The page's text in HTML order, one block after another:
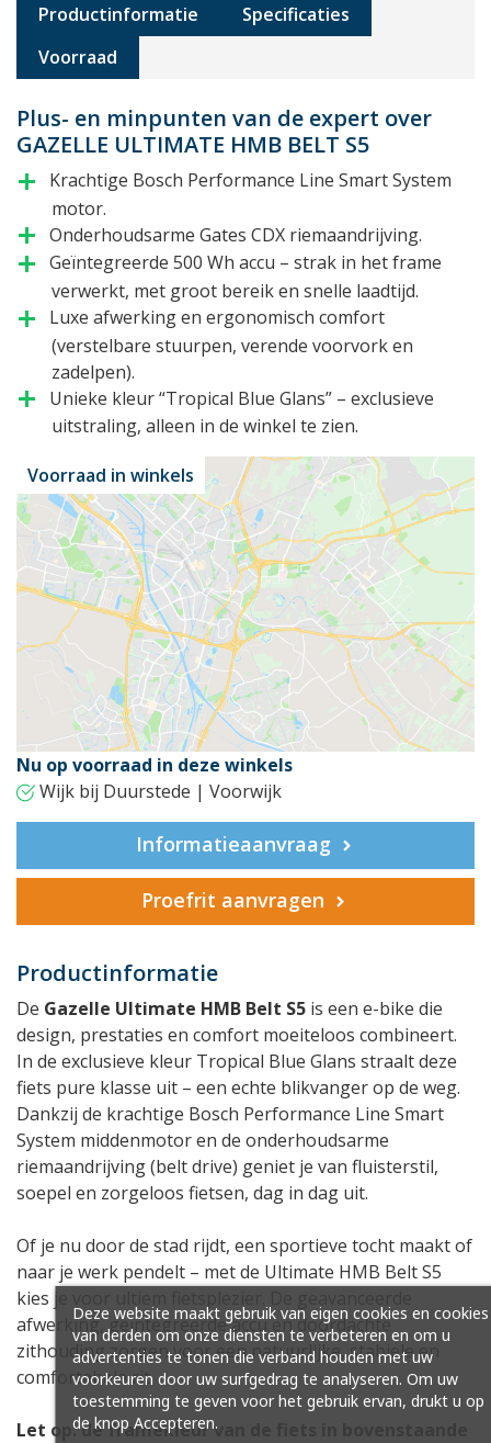
Productinformatie
Specificaties
Voorraad
Plus- en minpunten van de expert over
GAZELLE ULTIMATE HMB BELT S5
add
Krachtige Bosch Performance Line Smart System
motor.
add Onderhoudsarme Gates CDX riemaandrijving.
add Geïntegreerde 500 Wh accu – strak in het frame
verwerkt, met groot bereik en snelle laadtijd.
add
Luxe afwerking en ergonomisch comfort
(verstelbare stuurpen, verende voorvork en
zadelpen).
add
Unieke kleur “Tropical Blue Glans” – exclusieve
uitstraling, alleen in de winkel te zien.
Voorraad in winkels
Nu op voorraad in deze winkels
Wijk bij Duurstede | Voorwijk
Informatieaanvraag
Proefrit aanvragen
Productinformatie
De Gazelle Ultimate HMB Belt S5 is een e-bike die
design, prestaties en comfort moeiteloos combineert.
In de exclusieve kleur Tropical Blue Glans straalt deze
fiets pure klasse uit – een echte blikvanger op de weg.
Dankzij de krachtige Bosch Performance Line Smart
System middenmotor en de onderhoudsarme
riemaandrijving (belt drive) geniet je van fluisterstil,
soepel en zorgeloos fietsen, dag in dag uit.
Of je nu door de stad rijdt, een sportieve tocht maakt of
naar je werk pendelt – met de Ultimate HMB Belt S5
kies je voor ultiem fietsplezier. De geavanceerde
afwerking, geïntegreerde accu en doordachte
zithouding zorgen voor een natuurlijke, stabiele en
comfortabele rit.
Let op: de framekleur van de fiets in bovenstaande
Deze website maakt gebruik van eigen cookies en cookies
van derden om onze diensten te verbeteren en om u
advertenties te tonen die verband houden met uw
voorkeuren door uw surfgedrag te analyseren. Om uw
toestemming te geven voor het gebruik ervan, drukt u op
de knop Accepteren.